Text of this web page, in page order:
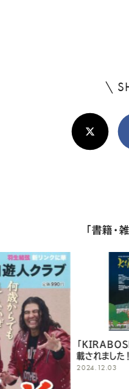
\
X(Twitter)
「書籍・
「
載されました！
2024.12.03